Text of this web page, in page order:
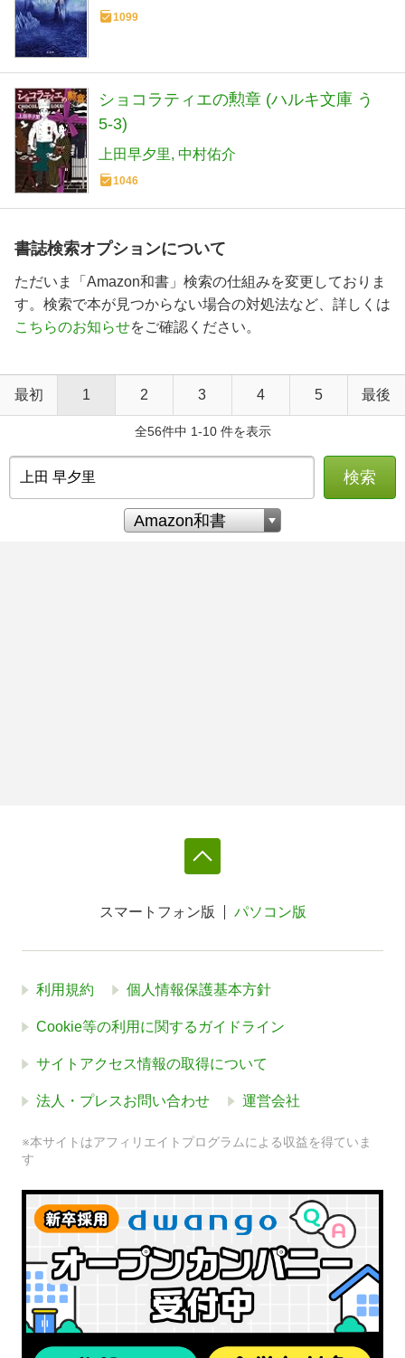
1099
ショコラティエの勲章 (ハルキ文庫 う
5-3)
上田早夕里 中村佑介
1046
書誌検索オプションについて
ただいま「Amazon和書」検索の仕組みを変更しておりま
す。検索で本が見つからない場合の対処法など、詳しくは
こちらのお知らせをご確認ください。
最初 1 2 3 4 5 最後
全56件中 1-10 件を表示
検索
スマートフォン版 パソコン版
利用規約 個人情報保護基本方針
Cookie等の利用に関するガイドライン
サイトアクセス情報の取得について
法人・プレスお問い合わせ 運営会社
※本サイトはアフィリエイトプログラムによる収益を得ていま
す